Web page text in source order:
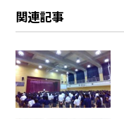
関連記事